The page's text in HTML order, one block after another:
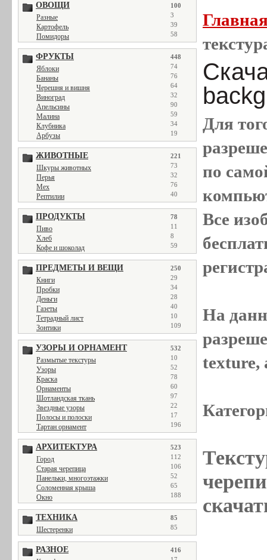
ОВОЩИ 100
Разные 3
Картофель 39
Помидоры 58
ФРУКТЫ 448
Яблоки 74
Бананы 76
Черешня и вишня 64
Виноград 32
Апельсины 90
Малина 59
Клубника 34
Арбузы 19
ЖИВОТНЫЕ 221
Шкуры животных 73
Перья 32
Мех 76
Рептилии 40
ПРОДУКТЫ 78
Пиво 11
Хлеб 8
Кофе и шоколад 59
ПРЕДМЕТЫ И ВЕЩИ 250
Книги 29
Пробки 34
Деньги 28
Газеты 40
Тетрадный лист 10
Зонтики 109
УЗОРЫ И ОРНАМЕНТ 532
Размытые текстуры 10
Узоры 52
Краска 78
Орнаменты 60
Шотландская ткань 97
Звездные узоры 22
Полосы и полоски 17
Тартан орнамент 196
АРХИТЕКТУРА 523
Город 112
Старая черепица 106
Панельки, многоэтажки 52
Соломенная крыша 65
Окно 188
ТЕХНИКА 85
Шестеренки 85
РАЗНОЕ 416
Для
по
Все
На
texture,